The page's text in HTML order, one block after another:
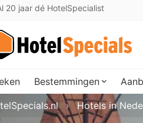
20 jaar dé HotelSpecialist
Bestemmingen
Hotels in